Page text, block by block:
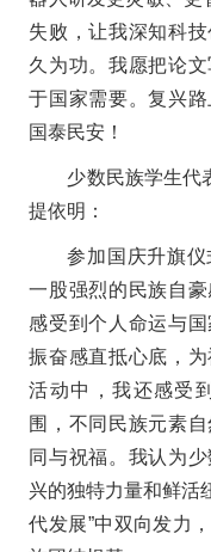
失败，让我深知科
久为功。我愿把论
于国家需要。复兴
国泰民安！
少数民族学生代
提依明：
参加国庆升旗仪
一股强烈的民族自
感受到个人命运与
振奋感直抵心底，
活动中，我还感受
围，不同民族元素
同与祝福。我认为
兴的独特力量和鲜活
代发展”中双向发力